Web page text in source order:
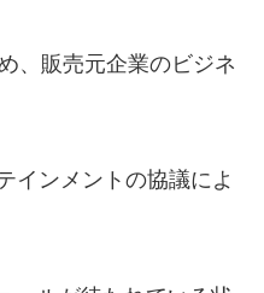
、販売元企業のビジネ
インメントの協議によ